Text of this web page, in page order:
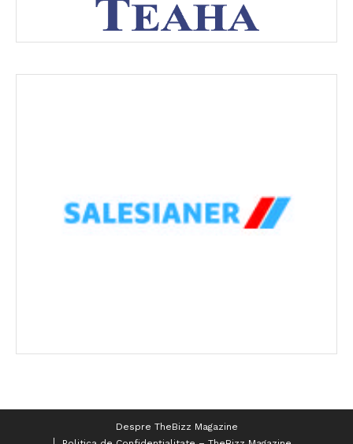
Despre TheBizz Magazine